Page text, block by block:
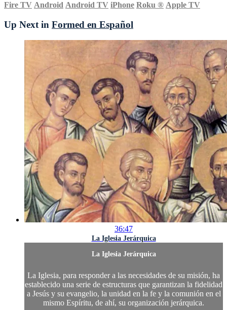
Fire TV Android Android TV iPhone Roku ® Apple TV
Up Next in Formed en Español
36:47
La Iglesia Jerárquica
La Iglesia Jerárquica
La Iglesia, para responder a las necesidades de su misión, ha
establecido una serie de estructuras que garantizan la fidelidad
a Jesús y su evangelio, la unidad en la fe y la comunión en el
mismo Espíritu, de ahí, su organización jerárquica.